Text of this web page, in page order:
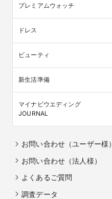
プレミアムウォッチ
ドレス
ビューティ
新生活準備
マイナビウエディング
JOURNAL
お問い合わせ（ユーザー様）
お問い合わせ（法人様）
よくあるご質問
調査データ